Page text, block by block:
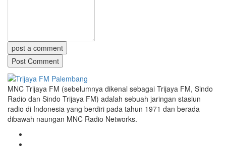
post a comment
MNC Trijaya FM (sebelumnya dikenal sebagai Trijaya FM, Sindo
Radio dan Sindo Trijaya FM) adalah sebuah jaringan stasiun
radio di Indonesia yang berdiri pada tahun 1971 dan berada
dibawah naungan MNC Radio Networks.